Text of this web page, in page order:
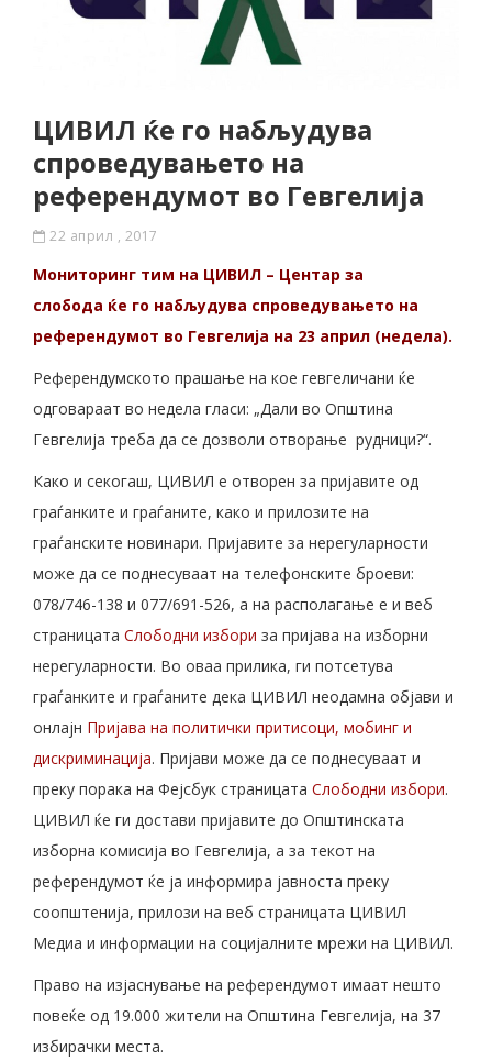
ЦИВИЛ ќе го набљудува
спроведувањето на
референдумот во Гевгелија
22 април , 2017
Мониторинг тим на ЦИВИЛ – Центар за
слобода ќе го набљудува спроведувањето на
референдумот во Гевгелија на 23 април (недела).
Референдумското прашање на кое гевгеличани ќе
одговараат во недела гласи: „Дали во Општина
Гевгелија треба да се дозволи отворање рудници?“.
Како и секогаш, ЦИВИЛ е отворен за пријавите од
граѓанките и граѓаните, како и прилозите на
граѓанските новинари. Пријавите за нерегуларности
може да се поднесуваат на телефонските броеви:
078/746-138 и 077/691-526, а на располагање е и веб
страницата Слободни избори за пријава на изборни
нерегуларности. Во оваа прилика, ги потсетува
граѓанките и граѓаните дека ЦИВИЛ неодамна објави и
онлајн Пријава на политички притисоци, мобинг и
дискриминација. Пријави може да се поднесуваат и
преку порака на Фејсбук страницата Слободни избори.
ЦИВИЛ ќе ги достави пријавите до Општинската
изборна комисија во Гевгелија, а за текот на
референдумот ќе ја информира јавноста преку
соопштенија, прилози на веб страницата ЦИВИЛ
Медиа и информации на социјалните мрежи на ЦИВИЛ.
Право на изјаснување на референдумот имаат нешто
повеќе од 19.000 жители на Општина Гевгелија, на 37
избирачки места.